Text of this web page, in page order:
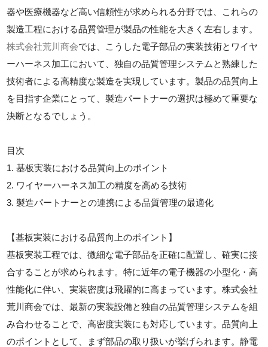
器や医療機器など高い信頼性が求められる分野では、これらの
製造工程における品質管理が製品の性能を大きく左右します。
株式会社荒川商会では、こうした電子部品の実装技術とワイヤ
ーハーネス加工において、独自の品質管理システムと熟練した
技術者による高精度な製造を実現しています。製品の品質向上
を目指す企業にとって、製造パートナーの選択は極めて重要な
決断となるでしょう。
目次
1. 基板実装における品質向上のポイント
2. ワイヤーハーネス加工の精度を高める技術
3. 製造パートナーとの連携による品質管理の最適化
【基板実装における品質向上のポイント】
基板実装工程では、微細な電子部品を正確に配置し、確実に接
合することが求められます。特に近年の電子機器の小型化・高
性能化に伴い、実装密度は飛躍的に高まっています。株式会社
荒川商会では、最新の実装設備と独自の品質管理システムを組
み合わせることで、高密度実装にも対応しています。品質向上
のポイントとして、まず部品の取り扱いが挙げられます。静電